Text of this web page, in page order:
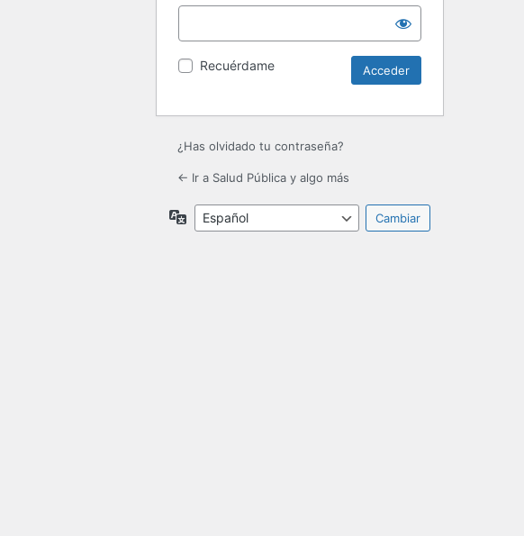
Recuérdame
¿Has olvidado tu contraseña?
← Ir a Salud Pública y algo más
Idioma